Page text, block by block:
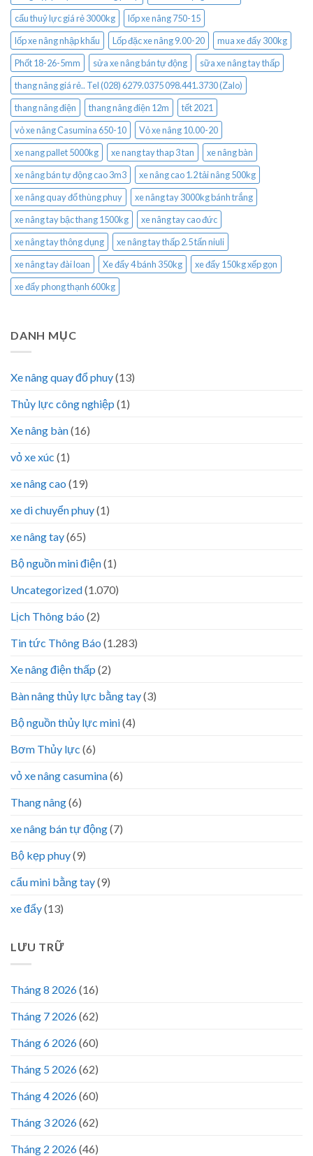
cẩu thuỷ lực giá rẻ 3000kg
lốp xe nâng 750-15
lốp xe nâng nhập khẩu
Lốp đặc xe nâng 9.00-20
mua xe đẩy 300kg
Phốt 18-26-5mm
sửa xe nâng bán tự động
sữa xe nâng tay thấp
thang nâng giá rẻ.. Tel (028) 6279.0375 098.441.3730 (Zalo)
thang nâng điện
thang nâng điện 12m
tết 2021
vỏ xe nâng Casumina 650-10
Vỏ xe nâng 10.00-20
xe nang pallet 5000kg
xe nang tay thap 3 tan
xe nâng bàn
xe nâng bán tự động cao 3m3
xe nâng cao 1.2 tải nâng 500kg
xe nâng quay đổ thùng phuy
xe nâng tay 3000kg bánh trắng
xe nâng tay bậc thang 1500kg
xe nâng tay cao đức
xe nâng tay thông dụng
xe nâng tay thấp 2.5 tấn niuli
xe nâng tay đài loan
Xe đẩy 4 bánh 350kg
xe đẩy 150kg xếp gọn
xe đẩy phong thạnh 600kg
DANH MỤC
Xe nâng quay đổ phuy(13)
Thủy lực công nghiệp (1)
Xe nâng bàn(16)
vỏ xe xúc (1)
xe nâng cao (19)
xe di chuyển phuy(1)
xe nâng tay(65)
Bộ nguồn mini điện(1)
Uncategorized(1.070)
Lịch Thông báo (2)
Tin tức Thông Báo (1.283)
Xe nâng điện thấp (2)
Bàn nâng thủy lực bằng tay(3)
Bộ nguồn thủy lực mini(4)
Bơm Thủy lực (6)
vỏ xe nâng casumina(6)
Thang nâng(6)
xe nâng bán tự động(7)
Bộ kẹp phuy(9)
cẩu mini bằng tay(9)
xe đẩy(13)
LƯU TRỮ
Tháng 8 2026(16)
Tháng 7 2026(62)
Tháng 6 2026(60)
Tháng 5 2026(62)
Tháng 4 2026(60)
Tháng 3 2026(62)
Tháng 2 2026(46)